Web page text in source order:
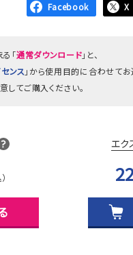
Facebook X
「通常ダウンロード」と、
ンス 」から使用目的に合わせてお
してご購入ください。
エク